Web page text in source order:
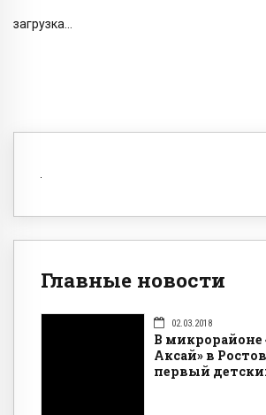
загрузка...
Главные новости
02.03.2018
В
Аксай» в
первый